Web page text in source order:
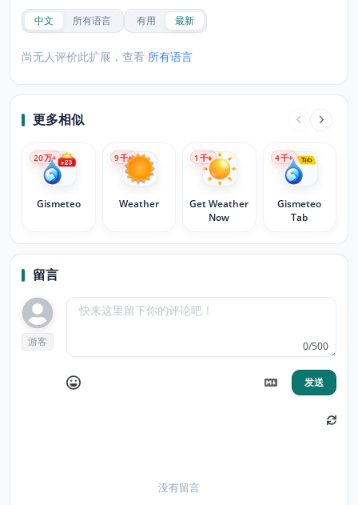
中文 所有语言 有用 最新
尚无人评价此扩展，查看 所有语言
更多相似
Gismeteo
20万+
Weather
9千+
Get Weather
Now
1 千+
Gismeteo
Tab
4千+
留言
游客 0/500
发送
没有留言